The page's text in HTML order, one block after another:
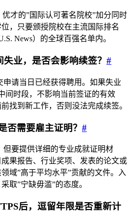
才的”国际认可著名院校”加分同时
，只要颁授院校在主流国际排名
News）的全球百强名单内。
业，是否会影响续签？ #
申请当日已经获得聘用。如果失业
间时段，不影响当前签证的有效
找到新工作，否则没法完成续签。
否需要雇主证明？ #
但要提供详细的专业成就证明材
果报告、行业奖项、发表的论文或
域”高于平均水平”贡献的文件。入
取”宁缺毋滥”的态度。
后，逗留年限是否重新计